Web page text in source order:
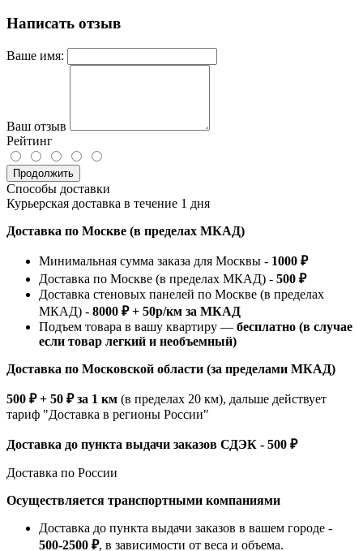
Написать отзыв
Ваше имя:
Ваш отзыв
Рейтинг
Продолжить
Способы доставки
Курьерская доставка в течение 1 дня
Доставка по Москве (в пределах МКАД)
Минимальная сумма заказа для Москвы - 1000 ₽
Доставка по Москве (в пределах МКАД) - 500 ₽
Доставка стеновых панелей по Москве (в пределах
МКАД) - 8000 ₽ + 50р/км за МКАД
Подъем товара в вашу квартиру — бесплатно (в случае
если товар легкий и необъемный)
Доставка по Московской области (за пределами МКАД)
500 ₽ + 50 ₽ за 1 км (в пределах 20 км), дальше действует
тариф "Доставка в регионы России"
Доставка до пункта выдачи заказов СДЭК - 500 ₽
Доставка по России
Осуществляется транспортными компаниями
Доставка до пункта выдачи заказов в вашем городе -
500-2500 ₽, в зависимости от веса и объема.